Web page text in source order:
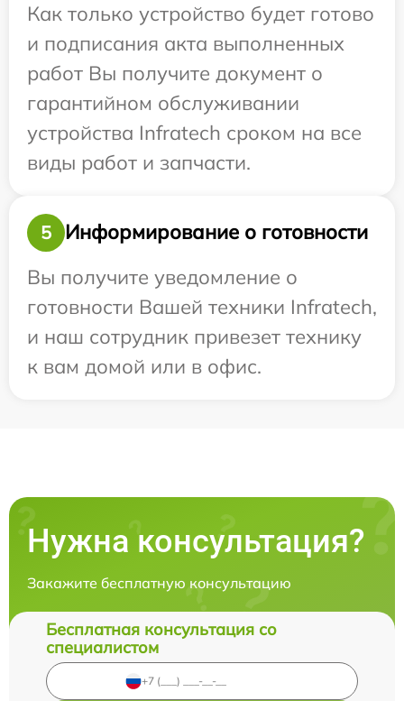
Как только устройство будет готово
и подписания акта выполненных
работ Вы получите документ о
гарантийном обслуживании
устройства Infratech сроком на все
виды работ и запчасти.
5
Информирование о готовности
Вы получите уведомление о
готовности Вашей техники Infratech,
и наш сотрудник привезет технику
к вам домой или в офис.
Нужна консультация?
Закажите бесплатную консультацию
Бесплатная консультация со
специалистом